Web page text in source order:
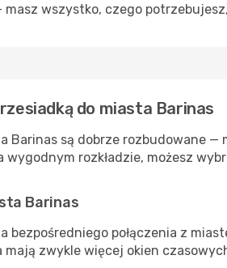
wszystko, czego
do miasta Barinas
Barinas są dobrze rozbudowane
wygodnym rozkładzie, możesz
Barinas
bezpośredniego połączenia z
mają zwykle więcej okien